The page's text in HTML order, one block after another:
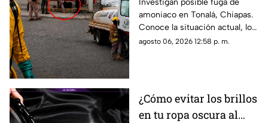
situación actual
Investigan posible fuga de
amoniaco en Tonalá, Chiapas.
Conoce la situación actual, los
riesgos para la salud y las
agosto 06, 2026 12:58 p. m.
¿Cómo evitar los brillos
en tu ropa oscura al